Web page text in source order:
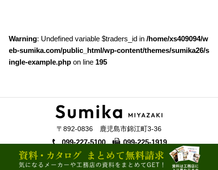
Warning: Undefined variable $traders_id in /home/xs409094/w
eb-sumika.com/public_html/wp-content/themes/sumika26/s
ingle-example.phpon line 195
〒892-0836 鹿児島市錦江町3-36
099-227-5100 099-225-1919